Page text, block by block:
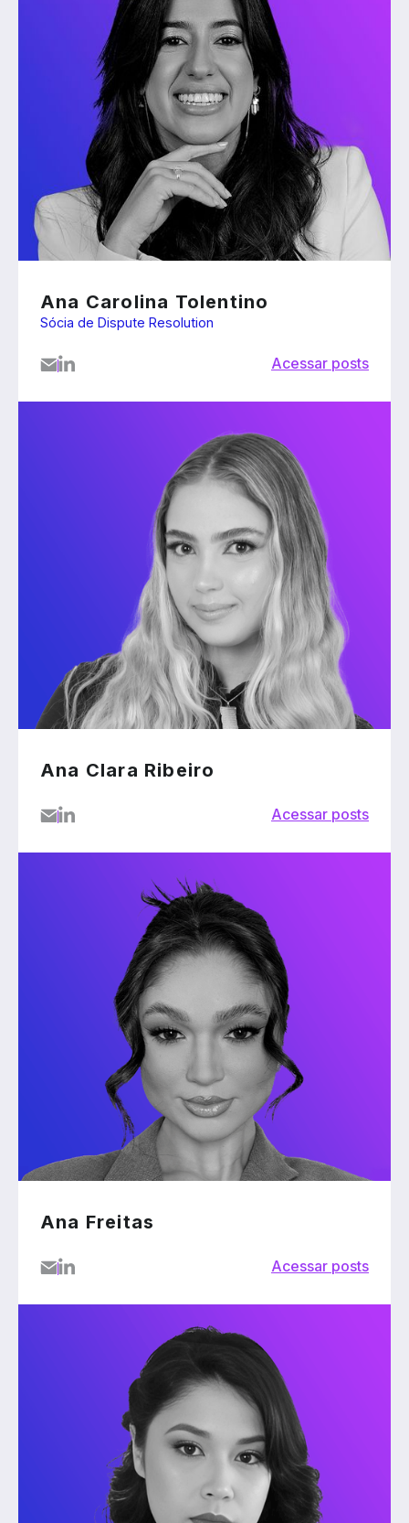
Ana Carolina Tolentino
Sócia de Dispute Resolution
Acessar posts
Ana Clara Ribeiro
Acessar posts
Ana Freitas
Acessar posts